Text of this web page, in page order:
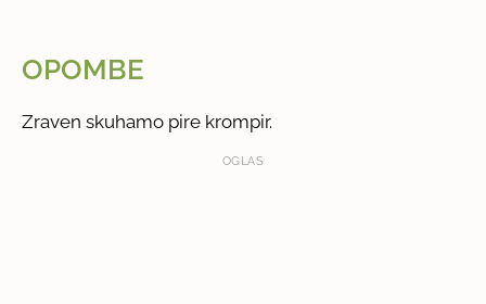
OPOMBE
Zraven skuhamo pire krompir.
OGLAS